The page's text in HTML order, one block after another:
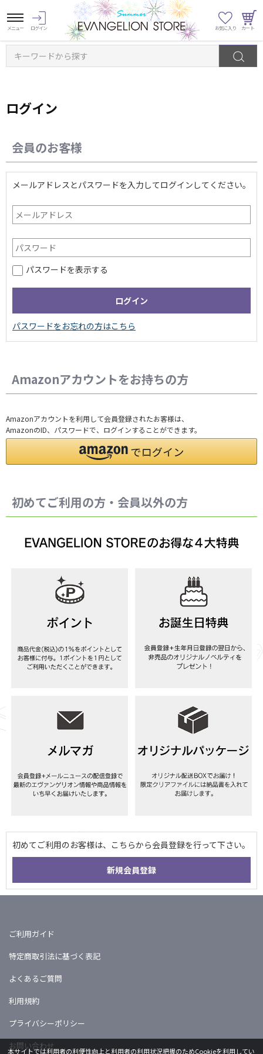
キーワードから探す
ログイン
会員のお客様
メールアドレスとパスワードを入力してログインしてください。
パスワードを表示する
Amazonアカウントをお持ちの方
Amazonアカウントを利用して会員登録されたお客様は、
AmazonのID、パスワードで、ログインすることができます。
初めてご利用の方・会員以外の方
ご利用ガイド
特定商取引法に基づく表記
よくあるご質問
利用規約
プライバシーポリシー
お問い合わせ
本サイトでは利用者の利便性向上と利用者の利用状況把握のためCookieを利用してい